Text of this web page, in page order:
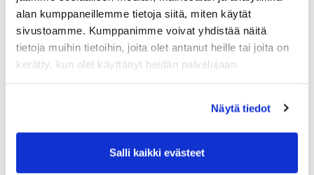
alan kumppaneillemme tietoja siitä, miten käytät
sivustoamme. Kumppanimme voivat yhdistää näitä
tietoja muihin tietoihin, joita olet antanut heille tai joita on
kerätty, kun olet käyttänyt heidän palvelujaan.
Näytä tiedot
Salli kaikki evästeet